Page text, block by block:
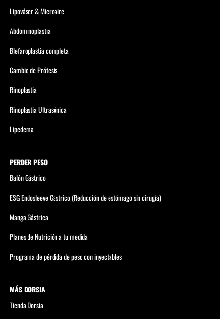
Lipováser & Microaire
Abdominoplastia
Blefaroplastia completa
Cambio de Prótesis
Rinoplastia
Rinoplastia Ultrasónica
Lipedema
PERDER PESO
Balón Gástrico
ESG Endosleeve Gástrico (Reducción de estómago sin cirugía)
Manga Gástrica
Planes de Nutrición a tu medida
Programa de pérdida de peso con inyectables
MÁS DORSIA
Tienda Dorsia